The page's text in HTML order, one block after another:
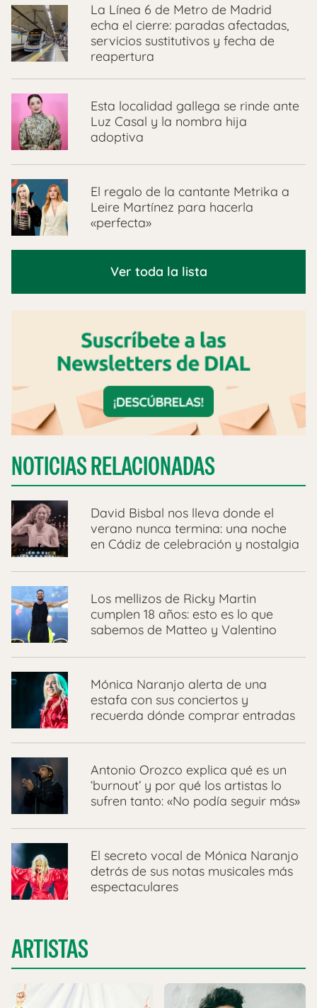
La Línea 6 de Metro de Madrid
echa el cierre: paradas afectadas,
servicios sustitutivos y fecha de
reapertura
Esta localidad gallega se rinde ante
Luz Casal y la nombra hija
adoptiva
El regalo de la cantante Metrika a
Leire Martínez para hacerla
«perfecta»
Ver toda la lista
NOTICIAS RELACIONADAS
David Bisbal nos lleva donde el
verano nunca termina: una noche
en Cádiz de celebración y nostalgia
Los mellizos de Ricky Martin
cumplen 18 años: esto es lo que
sabemos de Matteo y Valentino
Mónica Naranjo alerta de una
estafa con sus conciertos y
recuerda dónde comprar entradas
Antonio Orozco explica qué es un
‘burnout’ y por qué los artistas lo
sufren tanto: «No podía seguir más»
El secreto vocal de Mónica Naranjo
detrás de sus notas musicales más
espectaculares
ARTISTAS